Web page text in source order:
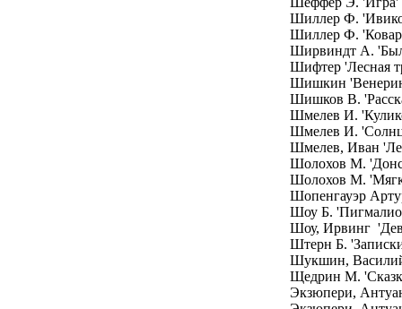
Шиллер Ф.
Шиллер Ф.
Ширвиндт А.
Шифтер 'Лесная
Шишкин
Шишков В.
Шмелев И.
Шмелев И.
Шмелев, Иван
Шолохов М.
Шолохов М.
Шопенгауэр
Шоу Б.
Шоу, Ирвинг
Штерн Б.
Шукшин,
Щедрин М.
Экзюпери,